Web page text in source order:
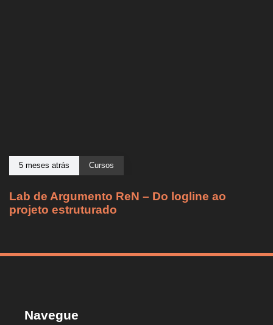
5 meses atrás Cursos
Lab de Argumento ReN – Do logline ao
projeto estruturado
Navegue